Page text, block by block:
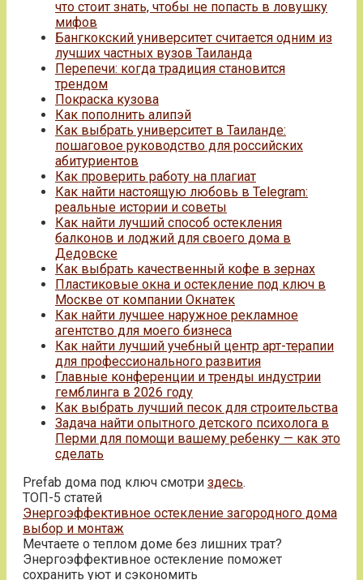
что стоит знать, чтобы не попасть в ловушку
мифов
Бангкокский университет считается одним из
лучших частных вузов Таиланда
Перепечи: когда традиция становится
трендом
Покраска кузова
Как пополнить алипэй
Как выбрать университет в Таиланде:
пошаговое руководство для российских
абитуриентов
Как проверить работу на плагиат
Как найти настоящую любовь в Telegram:
реальные истории и советы
Как найти лучший способ остекления
балконов и лоджий для своего дома в
Дедовске
Как выбрать качественный кофе в зернах
Пластиковые окна и остекление под ключ в
Москве от компании Окнатек
Как найти лучшее наружное рекламное
агентство для моего бизнеса
Как найти лучший учебный центр арт-терапии
для профессионального развития
Главные конференции и тренды индустрии
гемблинга в 2026 году
Как выбрать лучший песок для строительства
Задача найти опытного детского психолога в
Перми для помощи вашему ребенку — как это
сделать
Prefab дома под ключ смотри здесь.
ТОП-5 статей
Энергоэффективное остекление загородного дома
выбор и монтаж
Мечтаете о теплом доме без лишних трат?
Энергоэффективное остекление поможет
сохранить уют и сэкономить